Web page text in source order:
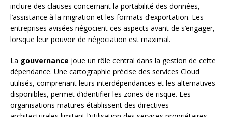
inclure des clauses concernant la portabilité des données,
l’assistance à la migration et les formats d’exportation. Les
entreprises avisées négocient ces aspects avant de s’engager,
lorsque leur pouvoir de négociation est maximal.
La gouvernance joue un rôle central dans la gestion de cette
dépendance. Une cartographie précise des services Cloud
utilisés, comprenant leurs interdépendances et les alternatives
disponibles, permet d’identifier les zones de risque. Les
organisations matures établissent des directives